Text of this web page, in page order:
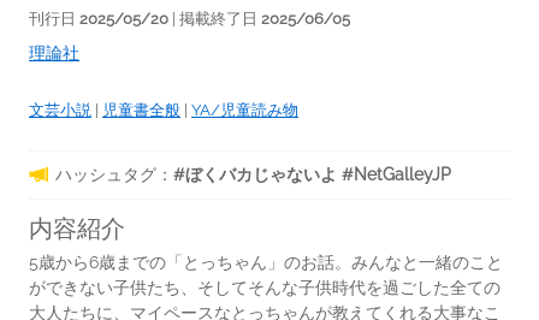
刊行日 2025/05/20 | 掲載終了日 2025/06/05
理論社
文芸小説 児童書全般 YA/児童読み物
ハッシュタグ： #ぼくバカじゃないよ #NetGalleyJP
内容紹介
5歳から6歳までの「とっちゃん」のお話。みんなと一緒のこと
ができない子供たち、そしてそんな子供時代を過ごした全ての
大人たちに、マイペースなとっちゃんが教えてくれる大事なこ